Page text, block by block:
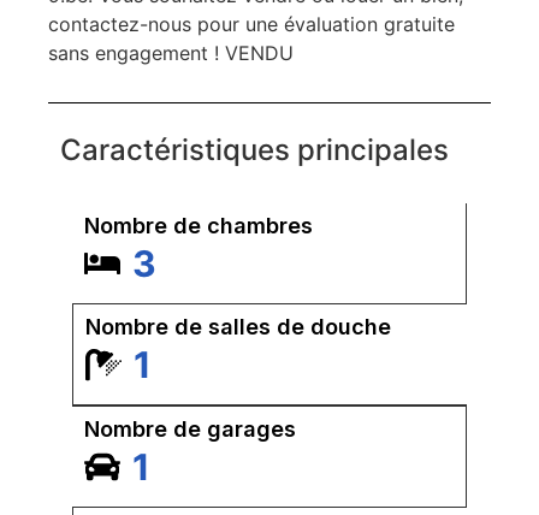
contactez-nous pour une évaluation gratuite
sans engagement ! VENDU
Caractéristiques principales
Nombre de chambres
3
Nombre de salles de douche
1
Nombre de garages
1